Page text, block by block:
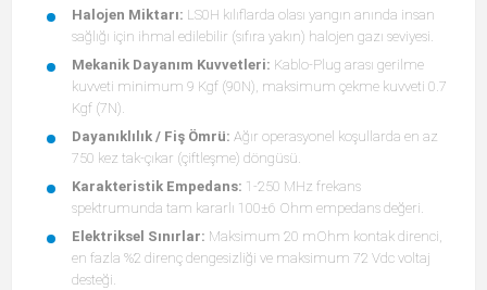
Halojen Miktarı: LS0H kılıflarda olası yangın anında insan
sağlığı için ihmal edilebilir (sıfıra yakın) halojen gazı seviyesi.
Mekanik Dayanım Kuvvetleri: Kablo-Plug arası gerilme
kuvveti minimum 9 Kgf (90N), maksimum çekme kuvveti 0.7
Kgf (7N).
Dayanıklılık / Fiş Ömrü: Ağır operasyonel koşullarda en az
750 kez tak-çıkar (çiftleşme) döngüsü.
Karakteristik Empedans: 1-250 MHz frekans
spektrumunda tam kararlı 100±6 Ohm empedans değeri.
Elektriksel Sınırlar: Maksimum 20 mOhm kontak direnci,
en fazla %2 direnç dengesizliği ve maksimum 72 Vdc voltaj
desteği.